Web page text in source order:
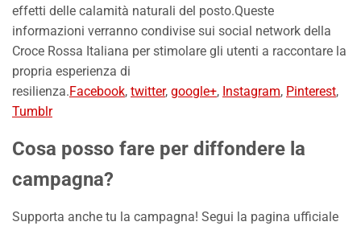
effetti delle calamità naturali del posto.Queste
informazioni verranno condivise sui social network della
Croce Rossa Italiana per stimolare gli utenti a raccontare la
propria esperienza di
resilienza.Facebook, twitter, google+, Instagram, Pinterest,
Tumblr
Cosa posso fare per diffondere la
campagna?
Supporta anche tu la campagna! Segui la pagina ufficiale